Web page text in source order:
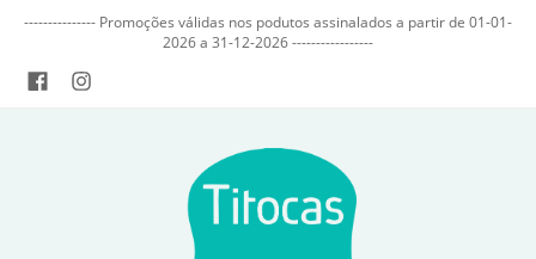
--------------- Promoções válidas nos podutos assinalados a partir de 01-01-
2026 a 31-12-2026 -----------------